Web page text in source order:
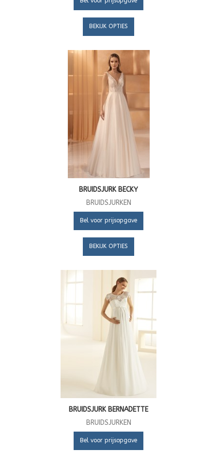
BEKIJK OPTIES
BRUIDSJURK BECKY
BRUIDSJURKEN
Bel voor prijsopgave
BEKIJK OPTIES
BRUIDSJURK BERNADETTE
BRUIDSJURKEN
Bel voor prijsopgave